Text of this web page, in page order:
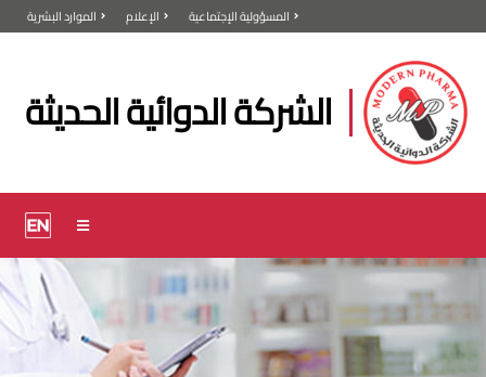
المسؤولية الإجتماعية الإعلام الموارد البشرية
الشركة الدوائية الحديثة